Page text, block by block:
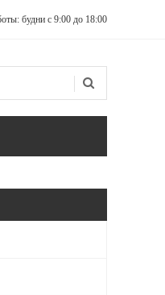
будни с 9:00 до 18:00